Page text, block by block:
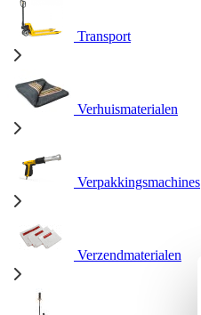
Transport
Verhuismaterialen
Verpakkingsmachines
Verzendmaterialen